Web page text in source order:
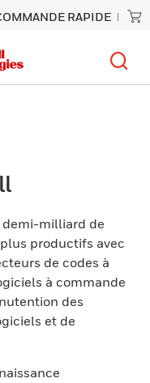
RAPIDE
demi-milliard de
productifs avec
de codes à
à commande
des
et de